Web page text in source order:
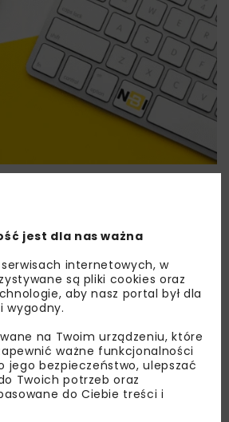
więcej?
aby otrzymywać od
branżowe,
specjalne.
zPolityką Prywatnościi
zgodę na otrzymywanie na
adres e-mail korespondencji
newslettera.
jest dla nas ważna
internetowych, w
są pliki cookies oraz
aby nasz portal był dla
wygodny.
na Twoim urządzeniu, które
ważne funkcjonalności
jego bezpieczeństwo, ulepszać
Twoich potrzeb oraz
do Ciebie treści i